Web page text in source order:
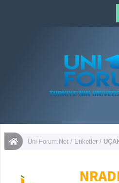
Uni-Forum.Net / Etiketler /